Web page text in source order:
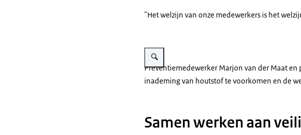
"Het welzijn van onze medewerkers is het
Vergroot afbeelding Marjon en Mark
Preventiemedewerker Marjon van der Maat
inademing van houtstof te voorkomen en de
Samen werken aan